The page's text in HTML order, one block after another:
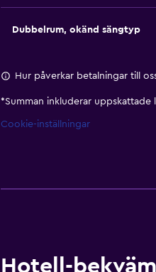
Dubbelrum, okänd sängtyp
Hur påverkar betalningar till
*Summan inkluderar
Cookie-inställningar
Hotell-